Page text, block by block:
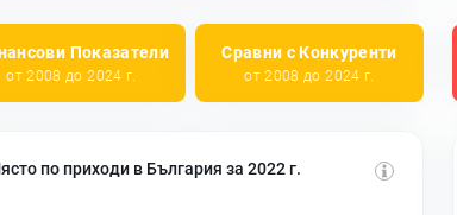
Показатели
от 2008 до 2024 г.
Сравни с Конкуренти
от 2008 до 2024 г.
по приходи в България за 2022 г.